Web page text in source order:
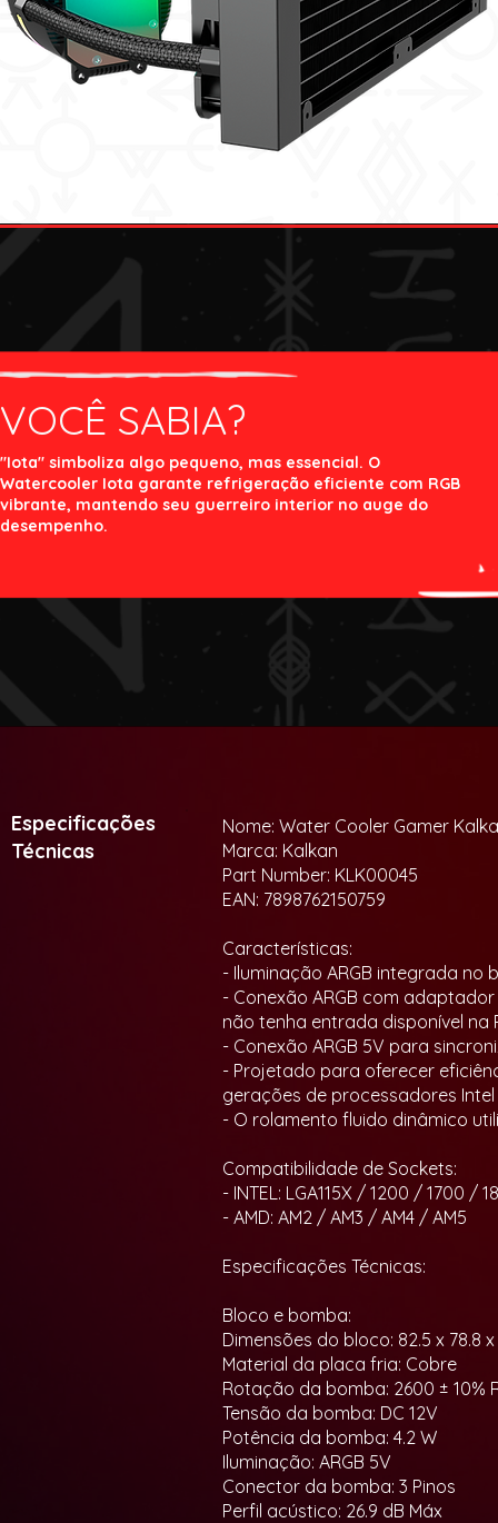
VOCÊ SABIA?
"Iota" simboliza algo pequeno, mas essencial. O
Watercooler Iota garante refrigeração eficiente com RGB
vibrante, mantendo seu guerreiro interior no auge do
desempenho.
Especificações
Técnicas
Nome: Water Cooler Gamer
Marca: Kalkan
Part Number: KLK00045
EAN: 7898762150759
Características:
- Iluminação ARGB integrada no
- Conexão ARGB com
não tenha entrada disponível na
- Conexão ARGB 5V para
- Projetado para oferecer
gerações de processadores Intel
- O rolamento fluido dinâmico
Compatibilidade de Sockets:
- INTEL: LGA115X / 1200 / 1700 /
- AMD: AM2 / AM3 / AM4 / AM5
Especificações Técnicas:
Bloco e bomba:
Dimensões do bloco: 82.5 x 78.8
Material da placa fria: Cobre
Rotação da bomba: 2600 ± 10%
Tensão da bomba: DC 12V
Potência da bomba: 4.2 W
Iluminação: ARGB 5V
Conector da bomba: 3 Pinos
Perfil acústico: 26.9 dB Máx